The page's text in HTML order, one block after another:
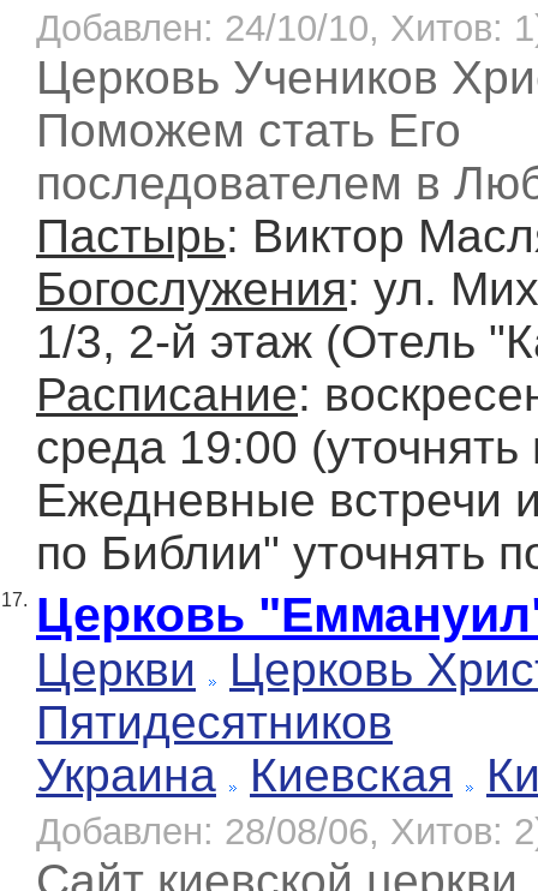
Добавлен: 24/10/10, Хитов:
Церковь Учеников
Поможем стать Его
последователем в
Пастырь: Виктор
Богослужения: ул.
1/3, 2-й этаж (Отель
Расписание:
среда 19:00 (уточнять
Ежедневные встречи
по Библии" уточнять
17. Церковь
Церкви
Церковь
Пятидесятников
Украина
Киевская
Добавлен: 28/08/06, Хитов: